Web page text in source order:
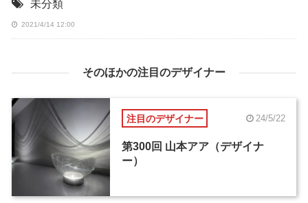
未分類
2021/4/14 12:00
そのほかの注目のデザイナー
注目のデザイナー 24/5/22
第300回 山本アア（デザイナ
ー）